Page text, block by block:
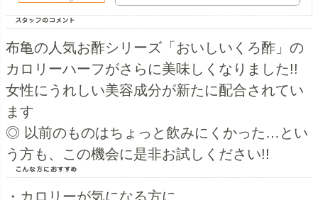
布亀の人気お酢シリーズ「おいしいくろ酢」の
カロリーハーフがさらに美味しくなりました!!
女性にうれしい美容成分が新たに配合されてい
ます
◎ 以前のものはちょっと飲みにくかった…とい
う方も、この機会に是非お試しください!!
・カロリーが気になる方に